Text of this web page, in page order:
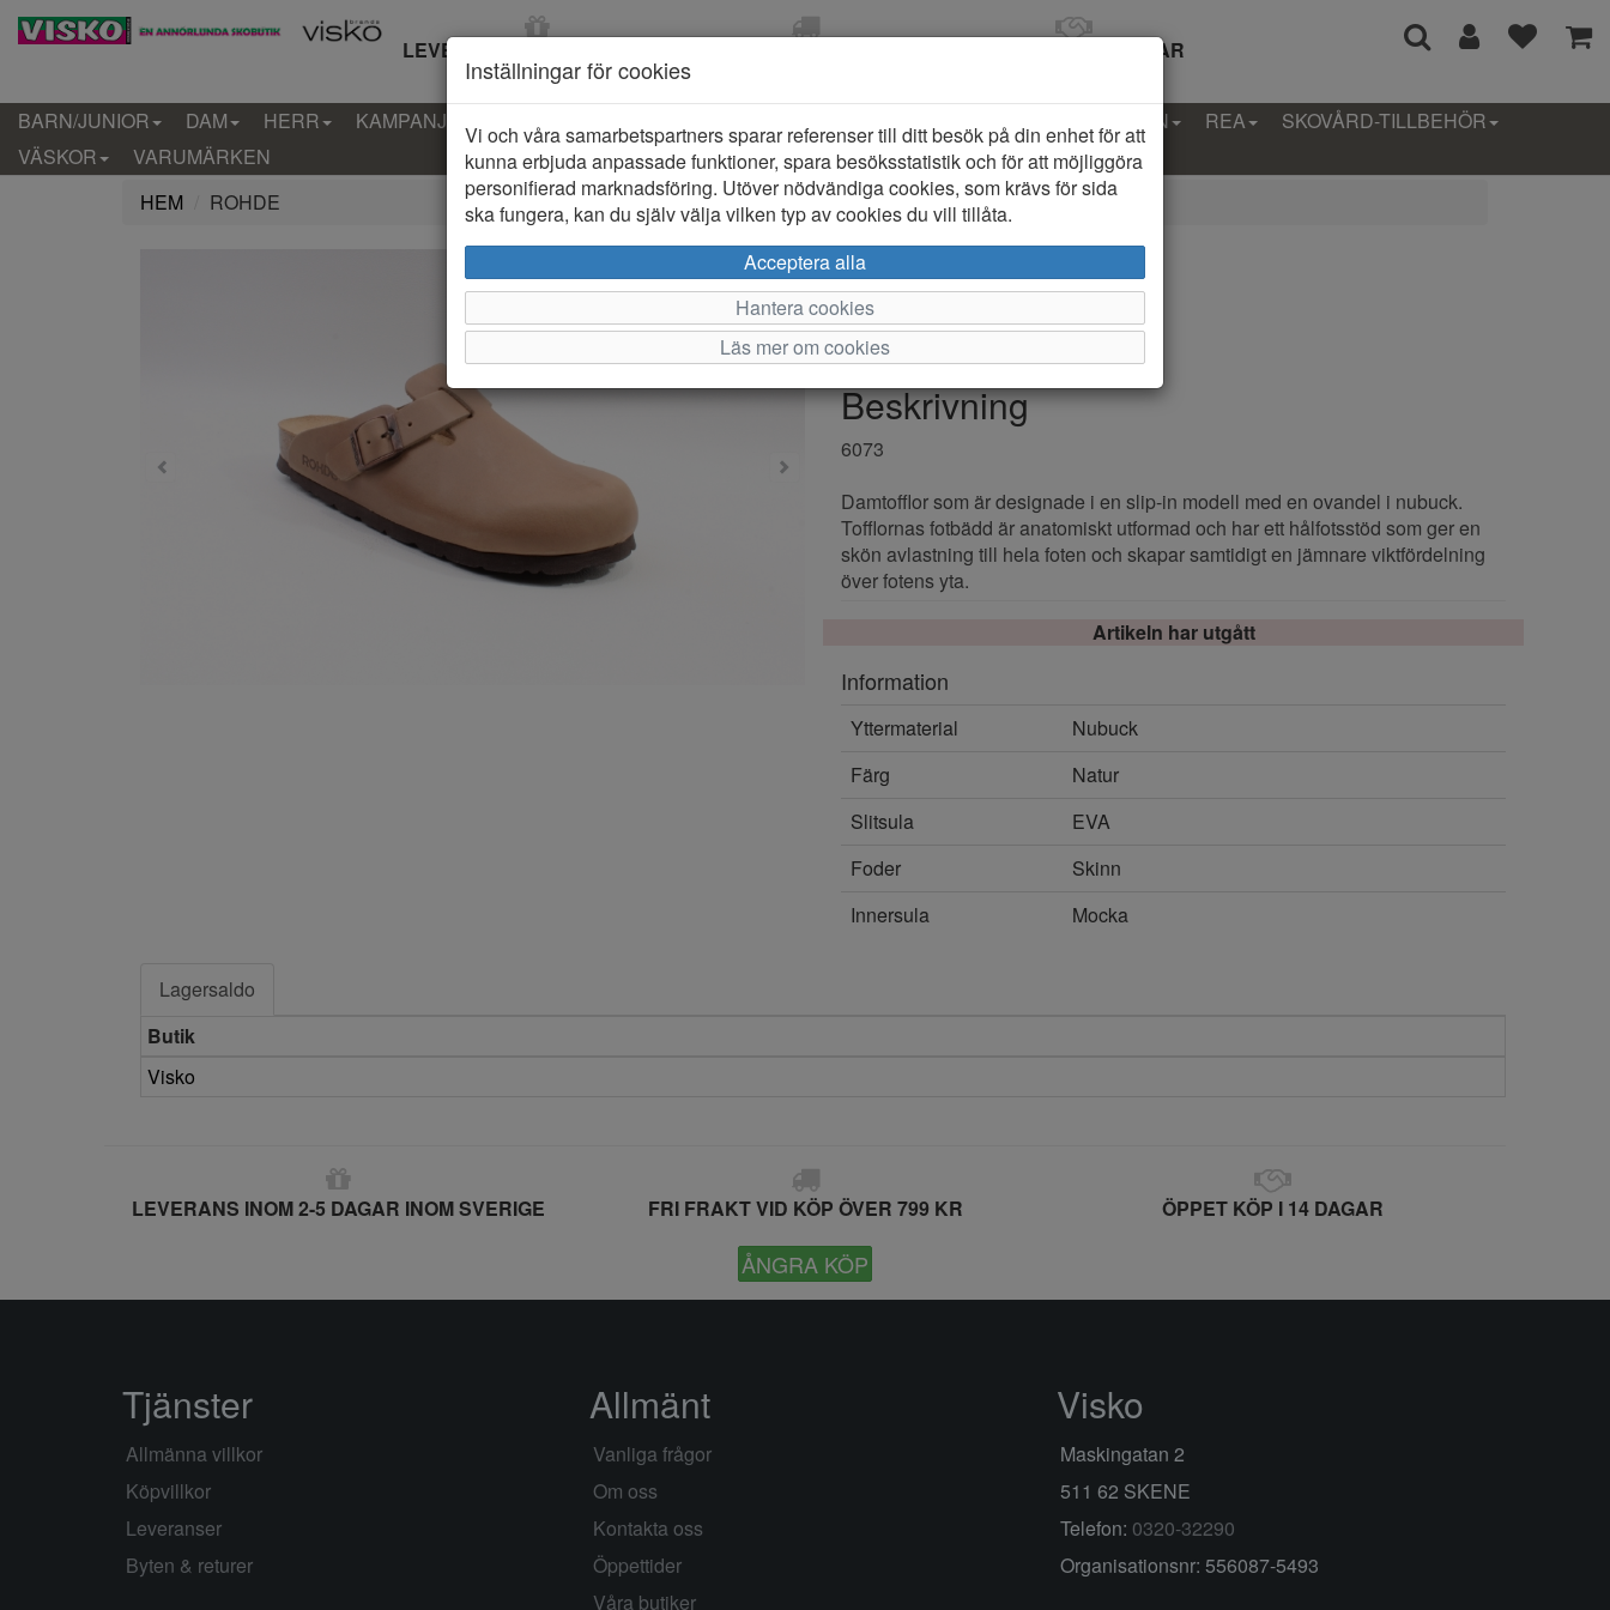
LEVERANS INOM 2-5 DAGAR ÖPPET KÖP I 14 DAGAR
BARN/JUNIOR DAM HERR KAMPANJ KLÄDER-BARN PROVKOLLEKTION REA
SKOVÅRD-TILLBEHÖR
VÄSKOR
VARUMÄRKEN
HEM
ROHDE
Rohde 6073
Varumärke: Rohde
Artikelnummer: 2410326
Beskrivning
6073
Damtofflor som är designade i en slip-in modell med en ovandel i nubuck.
Tofflornas fotbädd är anatomiskt utformad och har ett hålfotsstöd som ger en
skön avlastning till hela foten och skapar samtidigt en jämnare viktfördelning
över fotens yta.
Artikeln har utgått
Information
Yttermaterial
Nubuck
Färg
Natur
Slitsula
EVA
Foder
Skinn
Innersula
Mocka
Lagersaldo
Butik
Visko
LEVERANS INOM 2-5 DAGAR INOM SVERIGE FRI FRAKT VID KÖP ÖVER 799 KR ÖPPET KÖP I 14 DAGAR
ÅNGRA KÖP
Inställningar för cookies
Vi och våra samarbetspartners sparar referenser till ditt besök på din enhet för att
kunna erbjuda anpassade funktioner, spara besöksstatistik och för att möjliggöra
personifierad marknadsföring. Utöver nödvändiga cookies, som krävs för sida
ska fungera, kan du själv välja vilken typ av cookies du vill tillåta.
Acceptera alla
Hantera cookies
Läs mer om cookies
Tjänster
Allmänna villkor
Köpvillkor
Leveranser
Byten & returer
Allmänt
Vanliga frågor
Om oss
Kontakta oss
Öppettider
Våra butiker
Visko
Maskingatan 2
511 62 SKENE
Telefon: 0320-32290
Organisationsnr: 556087-5493